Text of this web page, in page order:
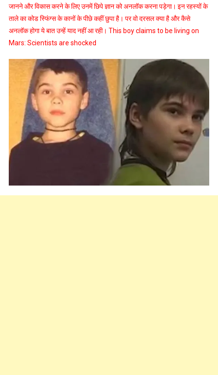
जानने और विकास करने के लिए उनमें छिपे ज्ञान को अनलॉक करना पड़ेगा। इन रहस्‍यों के
ताले का कोड स्‍फिंग्‍स के कानों के पीछे कहीं छुपा है। पर वो दरसल क्‍या है और कैसे
अनलॉक होगा ये बात उन्‍हें याद नहीं आ रही। This boy claims to be living on
Mars: Scientists are shocked